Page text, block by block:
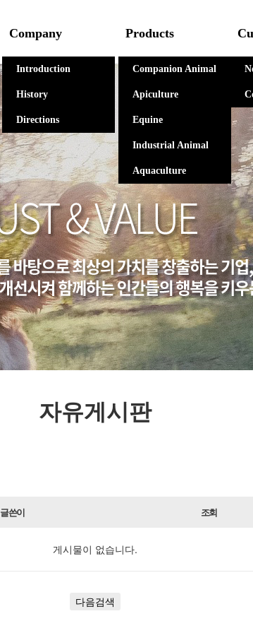
Company
Introduction
History
Directions
Products
Companion Animal
Apiculture
Equine
Industrial Animal
Aquaculture
자유게시판
글쓴이 조회
게시물이 없습니다.
다음검색